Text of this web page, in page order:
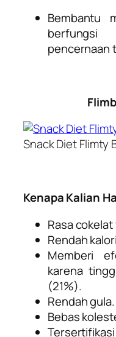
Bembantu
berfungsi
pencernaan
Snack Diet Flimty
Kenapa Kalian
Rasa
Rendah
Memberi
karena
(21%).
Rendah gula.
Bebas
Tersertifikasi